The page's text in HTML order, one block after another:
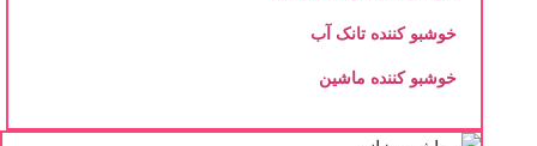
خوشبو کننده تانک آب
خوشبو کننده ماشین